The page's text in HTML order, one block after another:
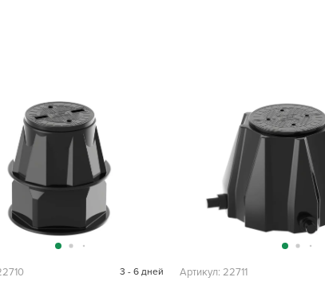
3 - 6 дней Артикул: 22711